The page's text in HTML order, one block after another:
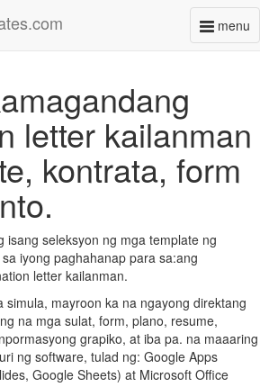
menu
letter kailanman
kontrata, form
isang seleksyon ng mga template ng
iyong paghahanap para sa:ang
letter kailanman.
simula, mayroon ka na ngayong direktang
na mga sulat, form, plano, resume,
grapiko, at iba pa. na maaaring
ng software, tulad ng: Google Apps
Google Sheets) at Microsoft Office